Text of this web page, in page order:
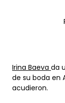
Irina Baeva da
de su boda en
acudieron.